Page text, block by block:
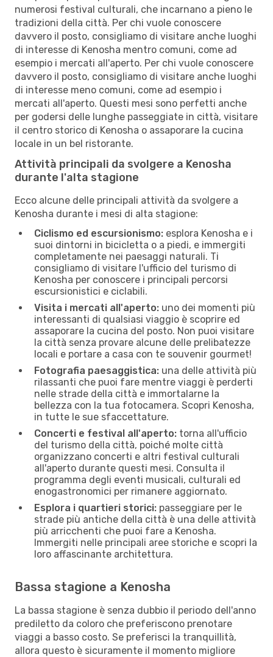
numerosi festival culturali, che incarnano a pieno le
tradizioni della città. Per chi vuole conoscere
davvero il posto, consigliamo di visitare anche luoghi
di interesse di Kenosha mentro comuni, come ad
esempio i mercati all'aperto. Per chi vuole conoscere
davvero il posto, consigliamo di visitare anche luoghi
di interesse meno comuni, come ad esempio i
mercati all'aperto. Questi mesi sono perfetti anche
per godersi delle lunghe passeggiate in città, visitare
il centro storico di Kenosha o assaporare la cucina
locale in un bel ristorante.
Attività principali da svolgere a Kenosha
durante l'alta stagione
Ecco alcune delle principali attività da svolgere a
Kenosha durante i mesi di alta stagione:
Ciclismo ed escursionismo: esplora Kenosha e i
suoi dintorni in bicicletta o a piedi, e immergiti
completamente nei paesaggi naturali. Ti
consigliamo di visitare l'ufficio del turismo di
Kenosha per conoscere i principali percorsi
escursionistici e ciclabili.
Visita i mercati all'aperto: uno dei momenti più
interessanti di qualsiasi viaggio è scoprire ed
assaporare la cucina del posto. Non puoi visitare
la città senza provare alcune delle prelibatezze
locali e portare a casa con te souvenir gourmet!
Fotografia paesaggistica: una delle attività più
rilassanti che puoi fare mentre viaggi è perderti
nelle strade della città e immortalarne la
bellezza con la tua fotocamera. Scopri Kenosha,
in tutte le sue sfaccettature.
Concerti e festival all'aperto: torna all'ufficio
del turismo della città, poiché molte città
organizzano concerti e altri festival culturali
all'aperto durante questi mesi. Consulta il
programma degli eventi musicali, culturali ed
enogastronomici per rimanere aggiornato.
Esplora i quartieri storici: passeggiare per le
strade più antiche della città è una delle attività
più arricchenti che puoi fare a Kenosha.
Immergiti nelle principali aree storiche e scopri la
loro affascinante architettura.
Bassa stagione a Kenosha
La bassa stagione è senza dubbio il periodo dell'anno
prediletto da coloro che preferiscono prenotare
viaggi a basso costo. Se preferisci la tranquillità,
allora questo è sicuramente il momento migliore